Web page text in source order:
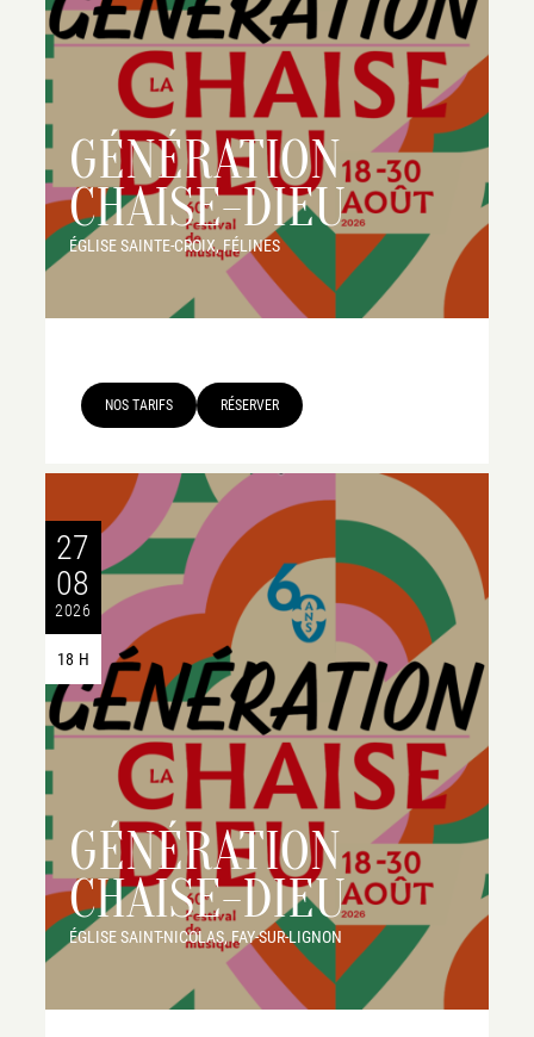
GÉNÉRATION
CHAISE-DIEU
ÉGLISE SAINTE-CROIX, FÉLINES
NOS TARIFS RÉSERVER
27
08
2026
18 H
GÉNÉRATION
CHAISE-DIEU
ÉGLISE SAINT-NICOLAS, FAY-SUR-LIGNON